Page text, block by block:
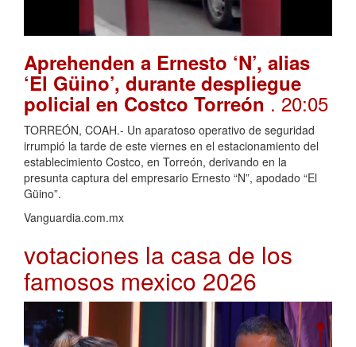
Aprehenden a Ernesto ‘N’, alias
‘El Güino’, durante despliegue
policial en Costco Torreón. 20:05
TORREÓN, COAH.- Un aparatoso operativo de seguridad
irrumpió la tarde de este viernes en el estacionamiento del
establecimiento Costco, en Torreón, derivando en la
presunta captura del empresario Ernesto “N”, apodado “El
Güino”.
Vanguardia.com.mx
votaciones la casa de los
famosos mexico 2026